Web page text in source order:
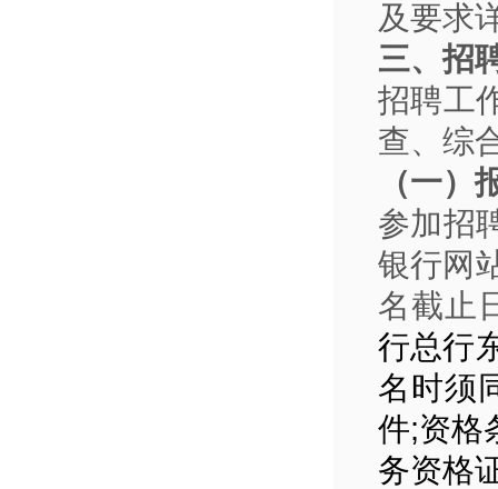
及要求
三、招
招聘工
查、综
（一）
参加招
银行网
名截止
行总行
名时须
件;资格
务资格